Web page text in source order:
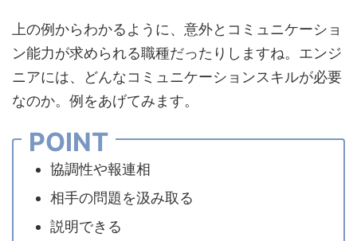
上の例からわかるように、意外とコミュニケーショ
ン能力が求められる職種だったりしますね。エンジ
ニアには、どんなコミュニケーションスキルが必要
なのか。例をあげてみます。
POINT
協調性や報連相
相手の問題を汲み取る
説明できる